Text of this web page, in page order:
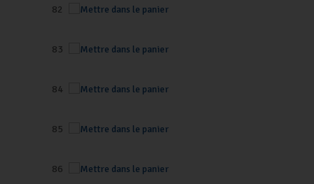
82
83
84
85
86